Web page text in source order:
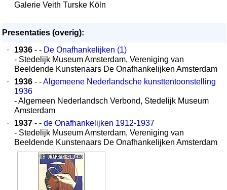
Galerie Veith Turske Köln
Presentaties (overig):
·
1936 - - De Onafhankelijken (1)
- Stedelijk Museum Amsterdam, Vereniging van
Beeldende Kunstenaars De Onafhankelijken Amsterdam
·
1936 - -Algemeene Nederlandsche kunsttentoonstelling
1936
- Algemeen Nederlandsch Verbond, Stedelijk Museum
Amsterdam
·
1937 - - de Onafhankelijken 1912-1937
- Stedelijk Museum Amsterdam, Vereniging van
Beeldende Kunstenaars De Onafhankelijken Amsterdam